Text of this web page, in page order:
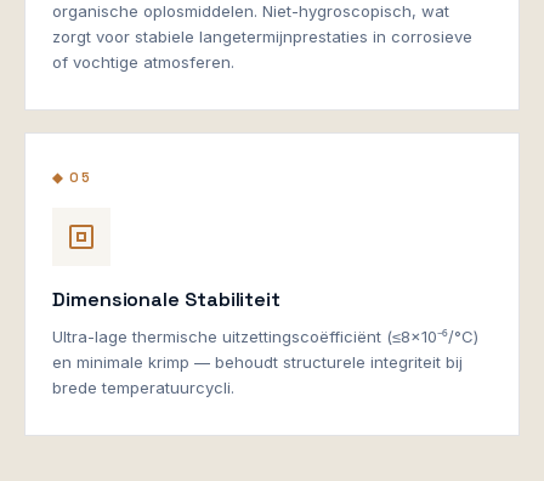
organische oplosmiddelen. Niet-hygroscopisch, wat
zorgt voor stabiele langetermijnprestaties in corrosieve
of vochtige atmosferen.
◆ 05
Dimensionale Stabiliteit
Ultra-lage thermische uitzettingscoëfficiënt (≤8×10⁻⁶/°C)
en minimale krimp — behoudt structurele integriteit bij
brede temperatuurcycli.